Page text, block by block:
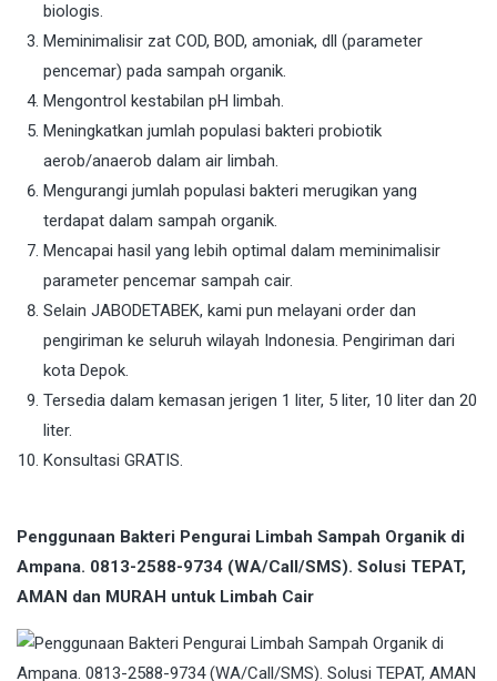
biologis.
Meminimalisir zat COD, BOD, amoniak, dll (parameter
pencemar) pada sampah organik.
Mengontrol kestabilan pH limbah.
Meningkatkan jumlah populasi bakteri probiotik
aerob/anaerob dalam air limbah.
Mengurangi jumlah populasi bakteri merugikan yang
terdapat dalam sampah organik.
Mencapai hasil yang lebih optimal dalam meminimalisir
parameter pencemar sampah cair.
Selain JABODETABEK, kami pun melayani order dan
pengiriman ke seluruh wilayah Indonesia. Pengiriman dari
kota Depok.
Tersedia dalam kemasan jerigen 1 liter, 5 liter, 10 liter dan 20
liter.
Konsultasi GRATIS.
Penggunaan Bakteri Pengurai Limbah Sampah Organik di
Ampana. 0813-2588-9734 (WA/Call/SMS). Solusi TEPAT,
AMAN dan MURAH untuk Limbah Cair